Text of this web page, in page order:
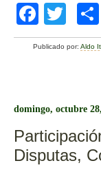
F
a
b
o
o
k
wi
tt
Publicado por:Aldo
domingo, octubre
Disputas,